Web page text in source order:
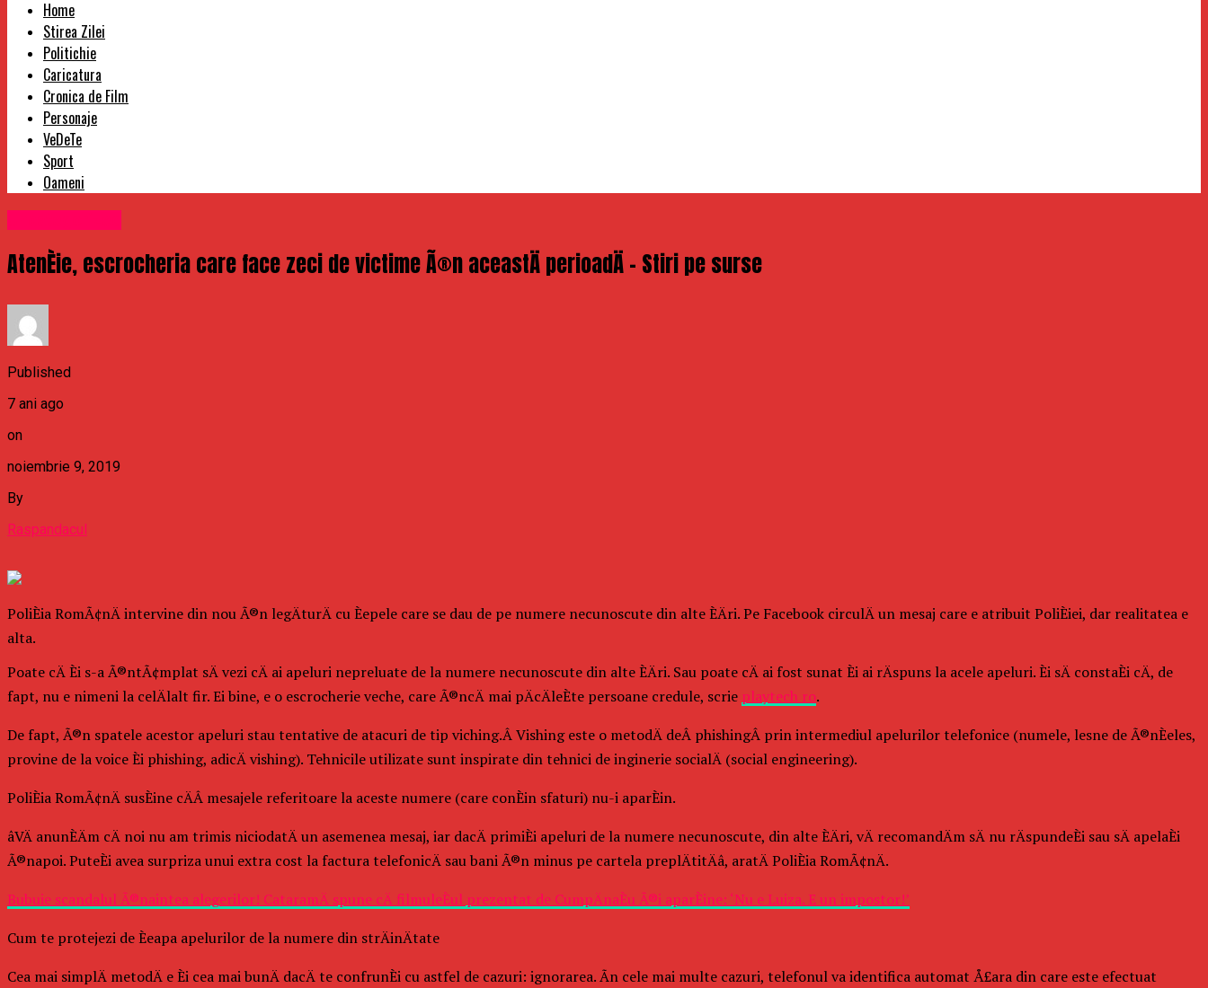
Home
Stirea Zilei
Politichie
Caricatura
Cronica de Film
Personaje
VeDeTe
Sport
Oameni
AtenÈie, escrocheria care face zeci de victime Ã®n aceastÄ perioadÄ – Stiri pe surse
Published
7 ani ago
on
noiembrie 9, 2019
By
Raspandacul
PoliÈia RomÃ¢nÄ intervine din nou Ã®n legÄturÄ cu Èepele care se dau de pe numere necunoscute din alte ÈÄri. Pe Facebook circulÄ un mesaj care e atribuit PoliÈiei, dar realitatea e
alta.
Poate cÄ Èi s-a Ã®ntÃ¢mplat sÄ vezi cÄ ai apeluri nepreluate de la numere necunoscute din alte ÈÄri. Sau poate cÄ ai fost sunat Èi ai rÄspuns la acele apeluri. Èi sÄ constaÈi cÄ, de
fapt, nu e nimeni la celÄlalt fir. Ei bine, e o escrocherie veche, care Ã®ncÄ mai pÄcÄleÈte persoane credule, scrie playtech ro.
De fapt, Ã®n spatele acestor apeluri stau tentative de atacuri de tip viching.Â Vishing este o metodÄ deÂ phishingÂ prin intermediul apelurilor telefonice (numele, lesne de Ã®nÈeles,
provine de la voice Èi phishing, adicÄ vishing). Tehnicile utilizate sunt inspirate din tehnici de inginerie socialÄ (social engineering).
PoliÈia RomÃ¢nÄ susÈine cÄÂ mesajele referitoare la aceste numere (care conÈin sfaturi) nu-i aparÈin.
âVÄ anunÈÄm cÄ noi nu am trimis niciodatÄ un asemenea mesaj, iar dacÄ primiÈi apeluri de la numere necunoscute, din alte ÈÄri, vÄ recomandÄm sÄ nu rÄspundeÈi sau sÄ apelaÈi
Ã®napoi. PuteÈi avea surpriza unui extra cost la factura telefonicÄ sau bani Ã®n minus pe cartela preplÄtitÄâ, aratÄ PoliÈia RomÃ¢nÄ.
Bubuie scandalul Ã®naintea alegerilor! CataramÄ spune cÄ filmuleÈul prezentat de CumpÄnaÈu Ã®i aparÈine: ‘Nu e Luiza. E un impostor!’
Cum te protejezi de Èeapa apelurilor de la numere din strÄinÄtate
Cea mai simplÄ metodÄ e Èi cea mai bunÄ dacÄ te confrunÈi cu astfel de cazuri: ignorarea. Ãn cele mai multe cazuri, telefonul va identifica automat Å£ara din care este efectuat